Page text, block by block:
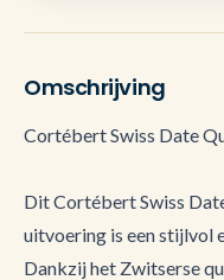
Omschrijving
Cortébert Swiss Date
Dit Cortébert Swiss
uitvoering is een stijlvol
Dankzij het Zwitserse